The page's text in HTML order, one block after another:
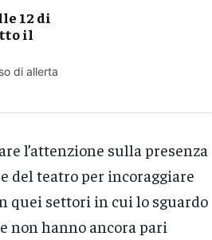
12 di
il
di allerta
l’attenzione sulla presenza
del teatro per incoraggiare
quei settori in cui lo sguardo
non hanno ancora pari